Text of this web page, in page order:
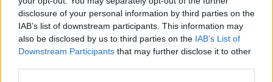
disclosure of your personal information by third parties on the
IAB’s list of downstream participants. This information may
also be disclosed by us to third parties on the IAB’s List of
Downstream Participants that may further disclose it to other